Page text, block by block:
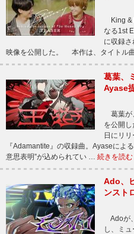
King &
なる1st
に収録
映像を公開した。 本作は、タイトル
葛葉、
Ayase
葛葉が
を公開
日にリ
『Adamantite』の収録曲。Ayaseによ
意思表明”が込められてい … 続きを読む
Ado、
ンスト
Adoが
し、ミ